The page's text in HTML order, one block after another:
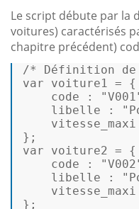
Le script débute par la
voitures) caractérisés
chapitre précédent)
/* Définition de
var voiture1 = {
code :
libelle :
var voiture2 = {
code :
libelle :